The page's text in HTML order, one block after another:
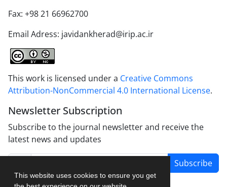
This website uses cookies to ensure you get
Fax: +98 21 66962700
Email Adress: javidankherad@irip.ac.ir
This work is licensed under a Creative Commons
Attribution-NonCommercial 4.0 International License.
Newsletter Subscription
Subscribe to the journal newsletter and receive the
latest news and updates
Subscribe